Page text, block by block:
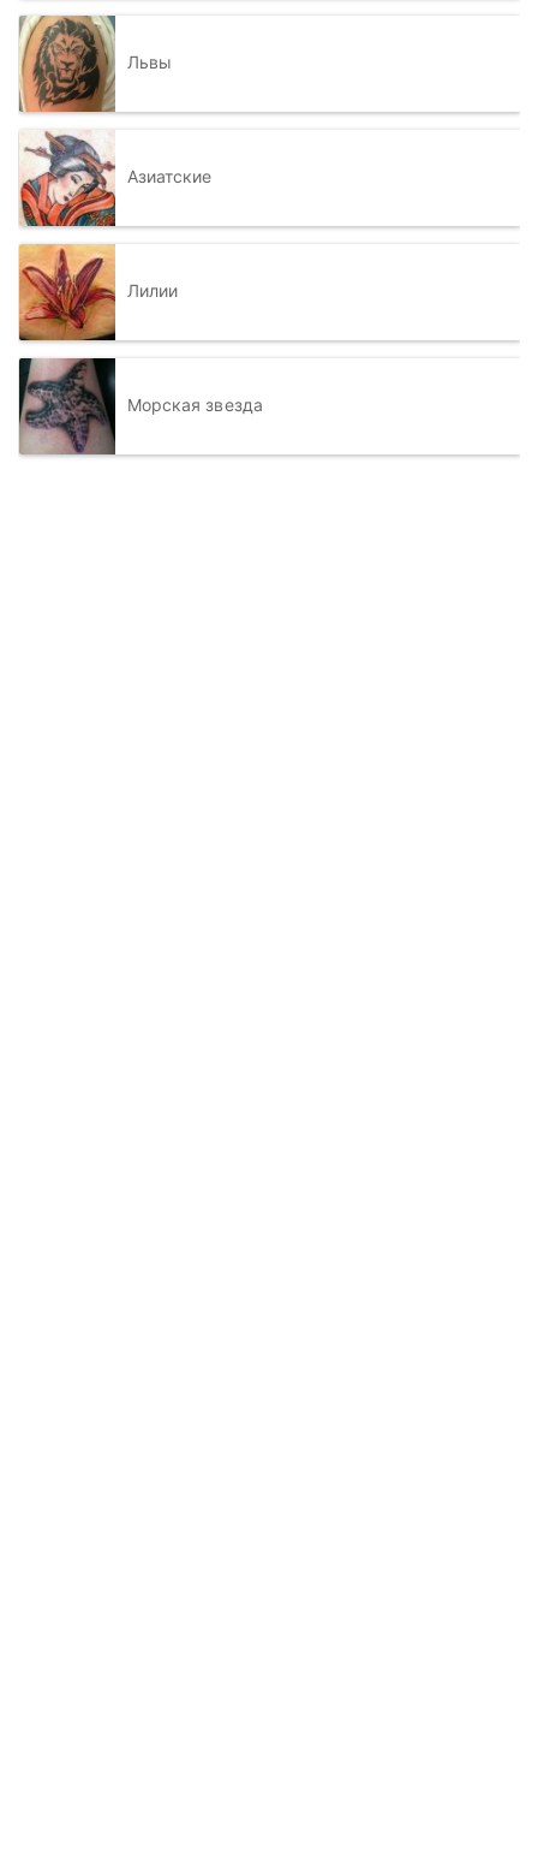
Львы
Азиатские
Лилии
Морская звезда